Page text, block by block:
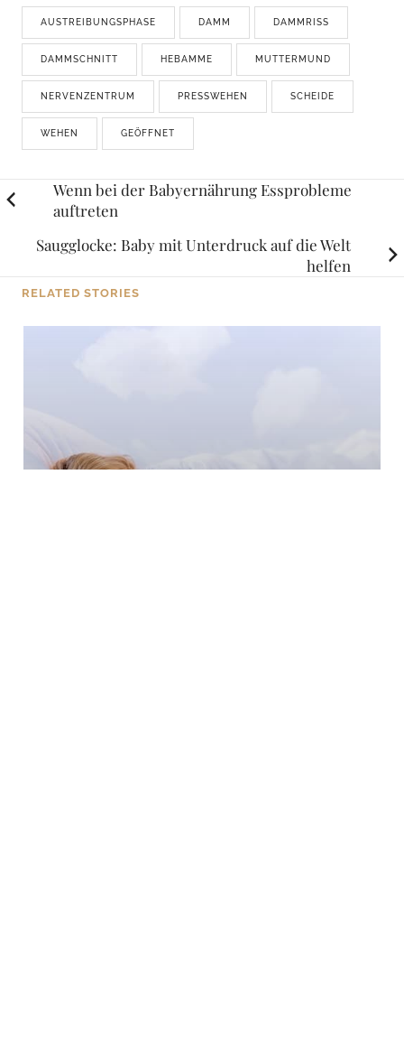
AUSTREIBUNGSPHASE DAMM DAMMRISS
DAMMSCHNITT HEBAMME MUTTERMUND
NERVENZENTRUM PRESSWEHEN SCHEIDE
WEHEN GEÖFFNET
Posts
navigation
Wenn bei der Babyernährung Essprobleme
auftreten
Saugglocke: Baby mit Unterdruck auf die Welt
helfen
RELATED STORIES